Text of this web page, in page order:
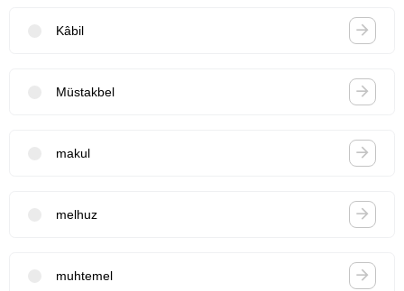
Kâbil
Müstakbel
makul
melhuz
muhtemel